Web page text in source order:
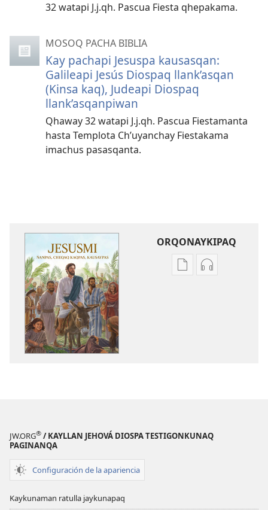
32 watapi J.j.qh. Pascua Fiesta qhepakama.
MOSOQ PACHA BIBLIA
Kay pachapi Jesuspa kausasqan:
Galileapi Jesús Diospaq llank’asqan
(Kinsa kaq), Judeapi Diospaq
llank’asqanpiwan
Qhaway 32 watapi J.j.qh. Pascua Fiestamanta
hasta Templota Ch’uyanchay Fiestakama
imachus pasasqanta.
ORQONAYKIPAQ
KaypiKaypin
JW.ORG® / KAYLLAN JEHOVÁ DIOSPA TESTIGONKUNAQ
PAGINANQA
Configuración de la apariencia
Kaykunaman ratulla jaykunapaq